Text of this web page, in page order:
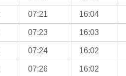
07:21 16:04
07:23 16:03
07:24 16:02
07:26 16:02